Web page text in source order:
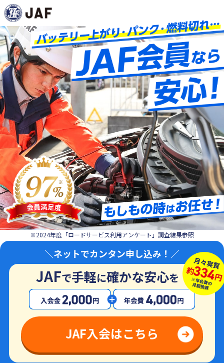
※2024年度「ロードサービス利用アンケート」調査結果参照
＼ネットでカンタン申し込み！／
JAFで手軽に確かな安心を
JAF入会はこちら